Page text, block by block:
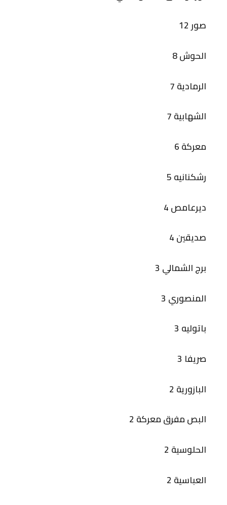
صور 12
الحوش 8
الرمادية 7
الشهابية 7
معركة 6
رشكنانيه 5
ديرعامص 4
صديقين 4
برج الشمالي 3
المنصوري 3
باتوليه 3
صريفا 3
البازورية 2
البص مفرق معركة 2
الحلوسية 2
العباسية 2